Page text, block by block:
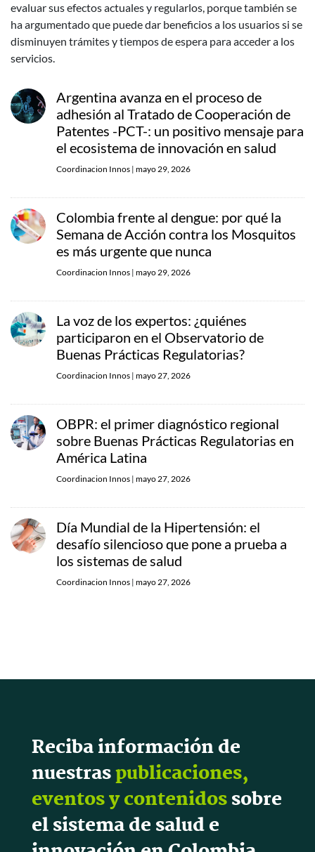
evaluar sus efectos actuales y regularlos, porque también se
ha argumentado que puede dar beneficios a los usuarios si se
disminuyen trámites y tiempos de espera para acceder a los
servicios.
Argentina avanza en el proceso de
adhesión al Tratado de Cooperación de
Patentes -PCT-: un positivo mensaje para
el ecosistema de innovación en salud
Coordinacion Innos | mayo 29, 2026
Colombia frente al dengue: por qué la
Semana de Acción contra los Mosquitos
es más urgente que nunca
Coordinacion Innos | mayo 29, 2026
La voz de los expertos: ¿quiénes
participaron en el Observatorio de
Buenas Prácticas Regulatorias?
Coordinacion Innos | mayo 27, 2026
OBPR: el primer diagnóstico regional
sobre Buenas Prácticas Regulatorias en
América Latina
Coordinacion Innos | mayo 27, 2026
Día Mundial de la Hipertensión: el
desafío silencioso que pone a prueba a
los sistemas de salud
Coordinacion Innos | mayo 27, 2026
Reciba información de
nuestraspublicaciones,
eventos y contenidossobre
el sistema de salud e